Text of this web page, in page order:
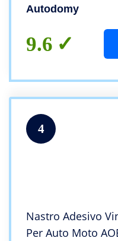
Autodomy
9.6
4
Nastro Adesivo
Per Auto Moto